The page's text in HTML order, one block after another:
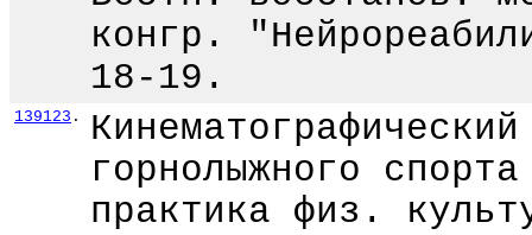
конгр.
18-19.
139123 .
горнолыжного
практика физ.